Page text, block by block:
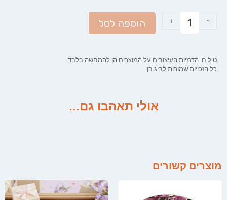
-
+ הוספה לסל
ט.ל.ח. הדמיות העיצובים על המוצרים הן להמחשה בלבד.
כל הזכויות שמורות לביג בן
אולי תאהבו גם...
מוצרים קשורים